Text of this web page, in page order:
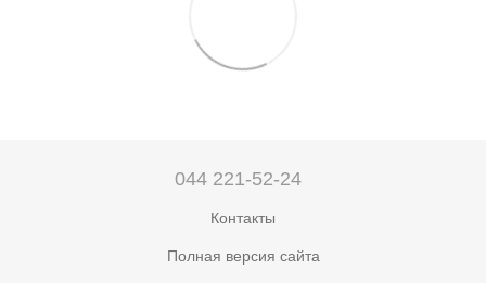
044 221-52-24
Контакты
Полная версия сайта